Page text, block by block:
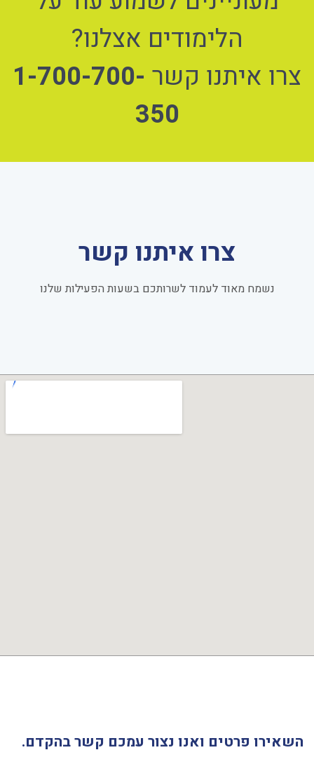
הלימודים אצלנו?
צרו איתנו קשר 1-700-700-
350
צרו איתנו קשר
נשמח מאוד לעמוד לשרותכם בשעות הפעילות שלנו
השאירו פרטים ואנו נצור עמכם קשר בהקדם.